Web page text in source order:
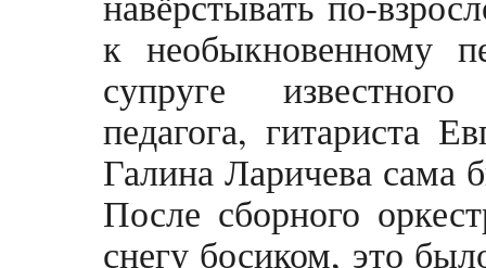
к необыкновенному
супруге
педагога, гитариста
Галина Ларичева сама
После сборного
снегу босиком, это